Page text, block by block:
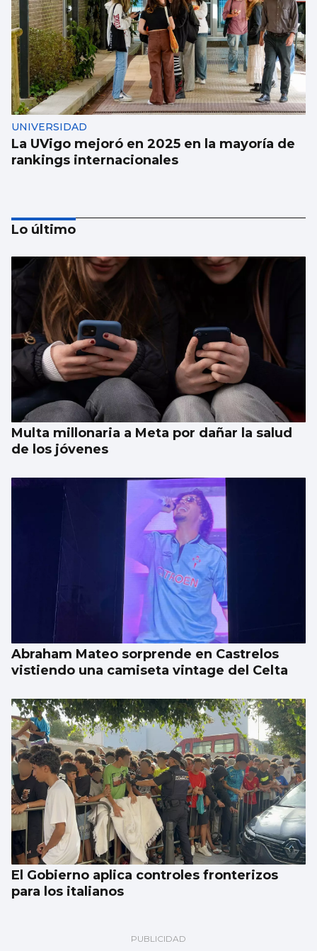
UNIVERSIDAD
La UVigo mejoró en 2025 en la mayoría de
rankings internacionales
Aprendizaje para observar el ‘fin del
mundo’ sin riesgo
Lo último
Multa millonaria a Meta por dañar la salud
de los jóvenes
Abraham Mateo sorprende en Castrelos
vistiendo una camiseta vintage del Celta
El Gobierno aplica controles fronterizos
para los italianos